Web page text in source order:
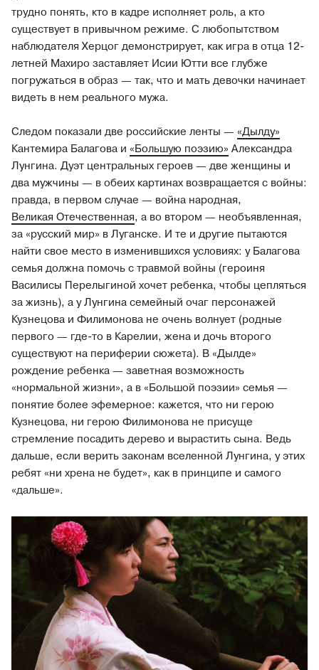
трудно понять, кто в кадре исполняет роль, а кто
существует в привычном режиме. С любопытством
наблюдателя Херцог демонстрирует, как игра в отца 12-
летней Махиро заставляет Исии Ютти все глубже
погружаться в образ — так, что и мать девочки начинает
видеть в нем реального мужа.
Следом показали две российские ленты — «Дылду»
Кантемира Балагова и «Большую поэзию» Александра
Лунгина. Дуэт центральных героев — две женщины и
два мужчины — в обеих картинах возвращается с войны:
правда, в первом случае — война народная,
Великая Отечественная, а во втором — необъявленная,
за «русский мир» в Луганске. И те и другие пытаются
найти свое место в изменившихся условиях: у Балагова
семья должна помочь с травмой войны (героиня
Василисы Перелыгиной хочет ребенка, чтобы цепляться
за жизнь), а у Лунгина семейный очаг персонажей
Кузнецова и Филимонова не очень волнует (родные
первого — где-то в Карелии, жена и дочь второго
существуют на периферии сюжета). В «Дылде»
рождение ребенка — заветная возможность
«нормальной жизни», а в «Большой поэзии» семья —
понятие более эфемерное: кажется, что ни герою
Кузнецова, ни герою Филимонова не присуще
стремление посадить дерево и вырастить сына. Ведь
дальше, если верить законам вселенной Лунгина, у этих
ребят «ни хрена не будет», как в принципе и самого
«дальше».